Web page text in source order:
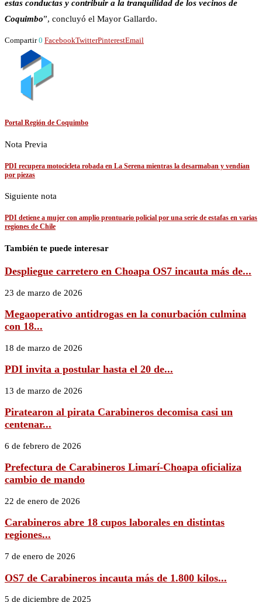
estas conductas y contribuir a la tranquilidad de los vecinos de
Coquimbo”, concluyó el Mayor Gallardo.
Compartir 0 FacebookTwitterPinterestEmail
Portal Región de Coquimbo
Nota Previa
PDI recupera motocicleta robada en La Serena mientras la desarmaban y vendían
por piezas
Siguiente nota
PDI detiene a mujer con amplio prontuario policial por una serie de estafas en varias
regiones de Chile
También te puede interesar
Despliegue carretero en Choapa OS7 incauta más de...
23 de marzo de 2026
Megaoperativo antidrogas en la conurbación culmina
con 18...
18 de marzo de 2026
PDI invita a postular hasta el 20 de...
13 de marzo de 2026
Piratearon al pirata Carabineros decomisa casi un
centenar...
6 de febrero de 2026
Prefectura de Carabineros Limarí-Choapa oficializa
cambio de mando
22 de enero de 2026
Carabineros abre 18 cupos laborales en distintas
regiones...
7 de enero de 2026
OS7 de Carabineros incauta más de 1.800 kilos...
5 de diciembre de 2025